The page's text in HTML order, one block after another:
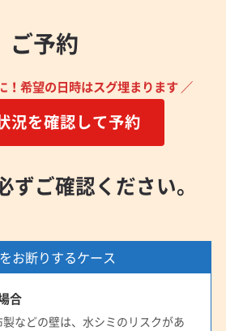
ご予約
！希望の日時はスグ埋まります ／
況を確認して予約
ずご確認ください。
お断りするケース
合
などの壁は、水シミのリスクがあ